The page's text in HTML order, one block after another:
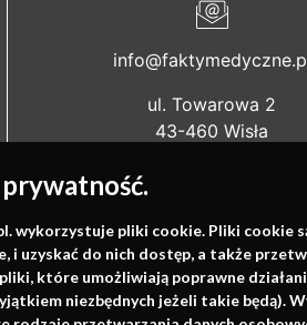
pliki cookie. Pliki cookie
i uzyskać do nich dostęp, a także
które umożliwiają poprawne
niezbędnych jeżeli takie będą).
ul. Towarowa 2
43-460 Wisła
Redakcja medyczna:
41-800 Zabrze
Biuro Zarządu
ul. Rodawska 26